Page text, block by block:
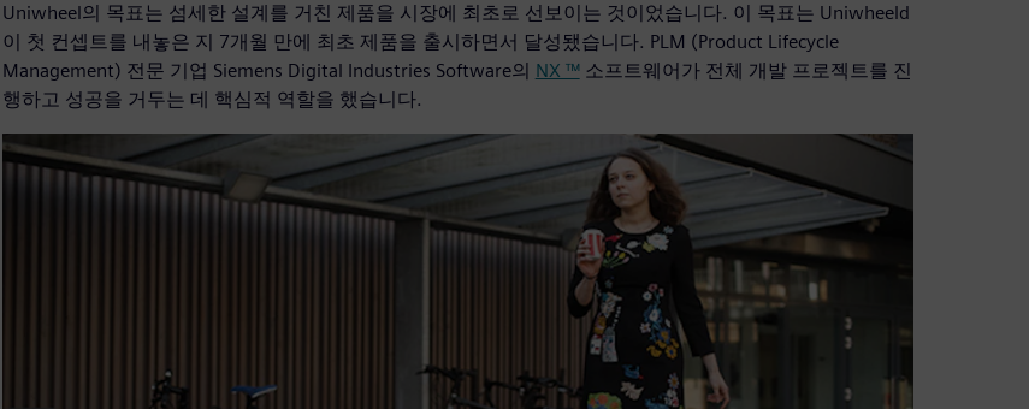
Uniwheel의 목표는 섬세한 설계를 거친 제품을 시장에 최초로 선보이는 것이었습니다. 이 목표는 Uniwheeld
이 첫 컨셉트를 내놓은 지 7개월 만에 최초 제품을 출시하면서 달성됐습니다. PLM (Product Lifecycle
Management) 전문 기업 Siemens Digital Industries Software의 NX ™소프트웨어가 전체 개발 프로젝트를 진
행하고 성공을 거두는 데 핵심적 역할을 했습니다.